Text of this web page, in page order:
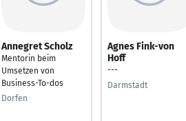
Annegret Scholz
Mentorin beim
Umsetzen von
Business-To-dos
Dorfen
Agnes Fink-von
Hoff
---
Darmstadt